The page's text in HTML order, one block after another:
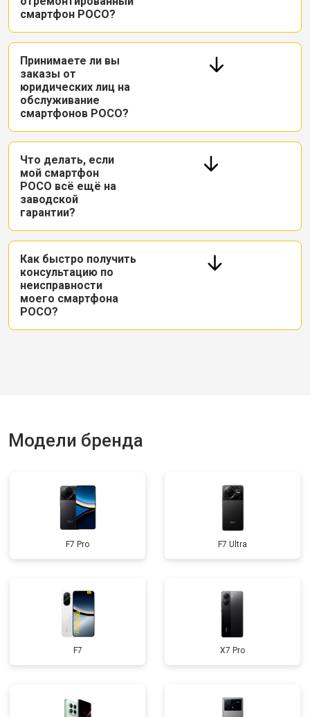
смартфон POCO?
Принимаете ли вы
заказы от
юридических лиц на
обслуживание
смартфонов POCO?
Что делать, если
мой смартфон
POCO всё ещё на
заводской
гарантии?
Как быстро получить
консультацию по
неисправности
моего смартфона
POCO?
Модели бренда
F7 Pro F7 Ultra
F7 X7 Pro